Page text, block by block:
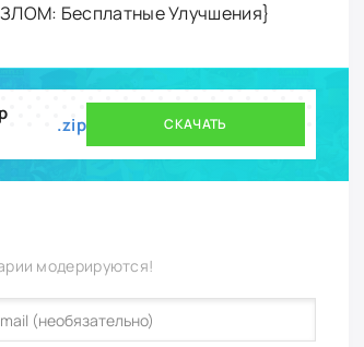
Бесплатные Улучшения}
.zip СКАЧАТЬ
модерируются!